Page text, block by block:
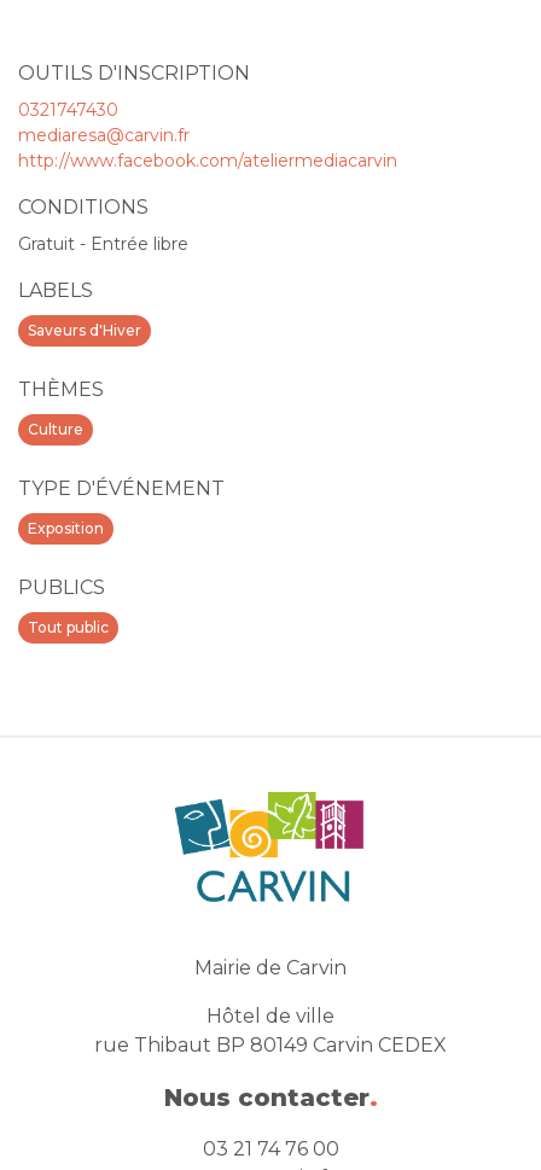
OUTILS D'INSCRIPTION
0321747430
mediaresa@carvin.fr
http://www.facebook.com/ateliermediacarvin
CONDITIONS
Gratuit - Entrée libre
LABELS
Saveurs d'Hiver
THÈMES
Culture
TYPE D'ÉVÉNEMENT
Exposition
PUBLICS
Tout public
Mairie de Carvin
Hôtel de ville
rue Thibaut BP 80149 Carvin CEDEX
Nous contacter.
03 21 74 76 00